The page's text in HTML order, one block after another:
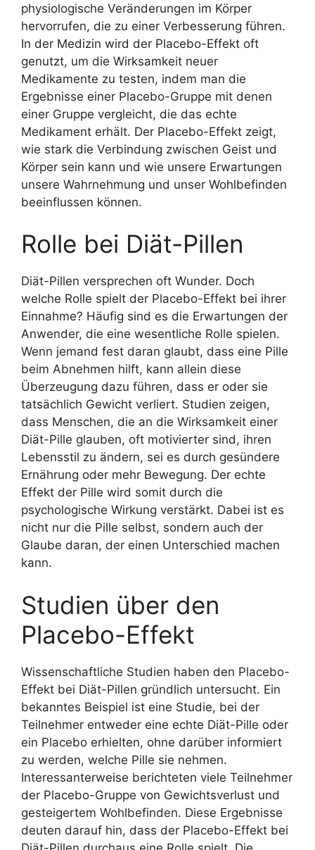
physiologische Veränderungen im Körper
hervorrufen, die zu einer Verbesserung führen.
In der Medizin wird der Placebo-Effekt oft
genutzt, um die Wirksamkeit neuer
Medikamente zu testen, indem man die
Ergebnisse einer Placebo-Gruppe mit denen
einer Gruppe vergleicht, die das echte
Medikament erhält. Der Placebo-Effekt zeigt,
wie stark die Verbindung zwischen Geist und
Körper sein kann und wie unsere Erwartungen
unsere Wahrnehmung und unser Wohlbefinden
beeinflussen können.
Rolle bei Diät-Pillen
Diät-Pillen versprechen oft Wunder. Doch
welche Rolle spielt der Placebo-Effekt bei ihrer
Einnahme? Häufig sind es die Erwartungen der
Anwender, die eine wesentliche Rolle spielen.
Wenn jemand fest daran glaubt, dass eine Pille
beim Abnehmen hilft, kann allein diese
Überzeugung dazu führen, dass er oder sie
tatsächlich Gewicht verliert. Studien zeigen,
dass Menschen, die an die Wirksamkeit einer
Diät-Pille glauben, oft motivierter sind, ihren
Lebensstil zu ändern, sei es durch gesündere
Ernährung oder mehr Bewegung. Der echte
Effekt der Pille wird somit durch die
psychologische Wirkung verstärkt. Dabei ist es
nicht nur die Pille selbst, sondern auch der
Glaube daran, der einen Unterschied machen
kann.
Studien über den
Placebo-Effekt
Wissenschaftliche Studien haben den Placebo-
Effekt bei Diät-Pillen gründlich untersucht. Ein
bekanntes Beispiel ist eine Studie, bei der
Teilnehmer entweder eine echte Diät-Pille oder
ein Placebo erhielten, ohne darüber informiert
zu werden, welche Pille sie nehmen.
Interessanterweise berichteten viele Teilnehmer
der Placebo-Gruppe von Gewichtsverlust und
gesteigertem Wohlbefinden. Diese Ergebnisse
deuten darauf hin, dass der Placebo-Effekt bei